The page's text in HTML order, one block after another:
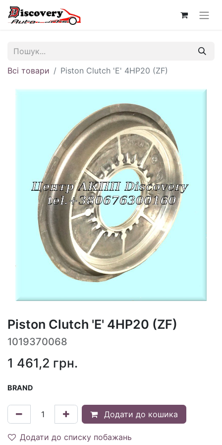
Всі товари Piston Clutch 'E' 4HP20 (ZF)
Piston Clutch 'E' 4HP20 (ZF)
1019370068
1 461,2 грн.
BRAND
Додати до кошика
Додати до списку побажань